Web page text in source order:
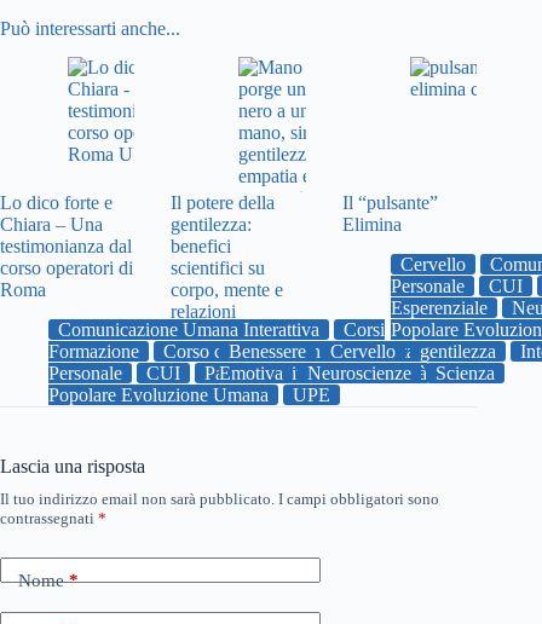
Può interessarti anche...
Lo dico forte e
Chiara – Una
testimonianza dal
corso operatori di
Roma
Comunicazione Umana Interattiva
Corsi
Formazione
Corso comunicazione
Crescita
Personale
CUI Paura uniupe
Università
Popolare Evoluzione Umana
UPE
Il potere della
gentilezza:
benefici
scientifici su
corpo, mente e
relazioni
Benessere
Cervello gentilezza
Emotiva
Neuroscienze Scienza
Il “pulsante”
Elimina
Cervello
Personale
CUI
Esperenziale
Popolare
Lascia una risposta
Il tuo indirizzo email non sarà pubblicato. I campi obbligatori sono
contrassegnati *
Nome*